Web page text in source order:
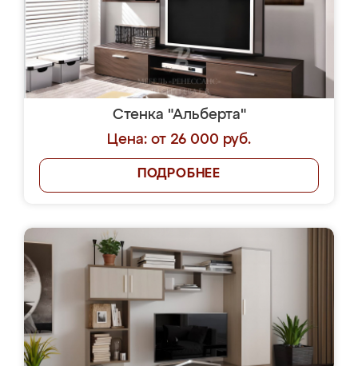
Стенка "Альберта"
Цена: от 26 000 руб.
ПОДРОБНЕЕ